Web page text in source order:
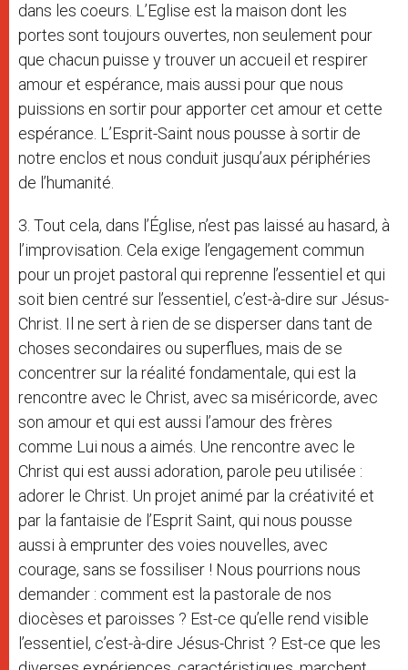
dans les coeurs. L’Eglise est la maison dont les
portes sont toujours ouvertes, non seulement pour
que chacun puisse y trouver un accueil et respirer
amour et espérance, mais aussi pour que nous
puissions en sortir pour apporter cet amour et cette
espérance. L’Esprit-Saint nous pousse à sortir de
notre enclos et nous conduit jusqu’aux périphéries
de l’humanité.
3. Tout cela, dans l’Église, n’est pas laissé au hasard, à
l’improvisation. Cela exige l’engagement commun
pour un projet pastoral qui reprenne l’essentiel et qui
soit bien centré sur l’essentiel, c’est-à-dire sur Jésus-
Christ. Il ne sert à rien de se disperser dans tant de
choses secondaires ou superflues, mais de se
concentrer sur la réalité fondamentale, qui est la
rencontre avec le Christ, avec sa miséricorde, avec
son amour et qui est aussi l’amour des frères
comme Lui nous a aimés. Une rencontre avec le
Christ qui est aussi adoration, parole peu utilisée :
adorer le Christ. Un projet animé par la créativité et
par la fantaisie de l’Esprit Saint, qui nous pousse
aussi à emprunter des voies nouvelles, avec
courage, sans se fossiliser ! Nous pourrions nous
demander : comment est la pastorale de nos
diocèses et paroisses ? Est-ce qu’elle rend visible
l’essentiel, c’est-à-dire Jésus-Christ ? Est-ce que les